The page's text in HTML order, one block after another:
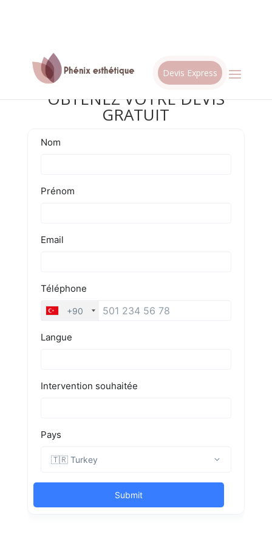
Devis Express
OBTENEZ VOTRE DEVIS
GRATUIT